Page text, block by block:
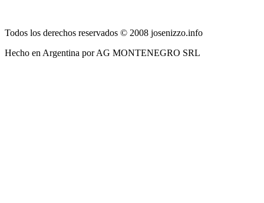
Todos los derechos reservados © 2008 josenizzo.info
Hecho en Argentina por AG MONTENEGRO SRL